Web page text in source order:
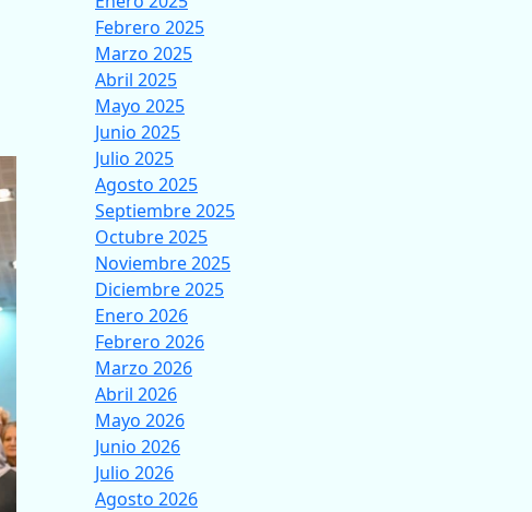
Febrero 2025
Marzo 2025
Abril 2025
Mayo 2025
Junio 2025
Julio 2025
Agosto 2025
Septiembre 2025
Octubre 2025
Noviembre 2025
Diciembre 2025
Enero 2026
Febrero 2026
Marzo 2026
Abril 2026
Mayo 2026
Junio 2026
Julio 2026
Agosto 2026